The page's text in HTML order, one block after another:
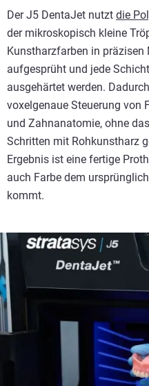
Der J5 DentaJet nutzt die
der mikroskopisch kleine
Kunstharzfarben in
aufgesprüht und jede
ausgehärtet werden.
voxelgenaue Steuerung von
und Zahnanatomie, ohne
Schritten mit Rohkunstharz
Ergebnis ist eine fertige
auch Farbe dem
kommt.